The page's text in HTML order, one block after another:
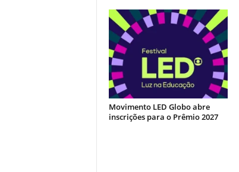
Movimento LED Globo abre
inscrições para o Prêmio 2027